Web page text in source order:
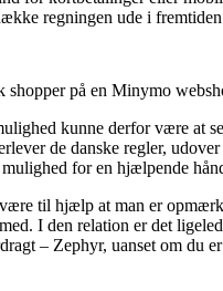
regningen ude i
shopper på en Minymo
kunne derfor være at
de danske regler,
for en hjælpende
til hjælp at man er
I den relation er det
– Zephyr, uanset om du